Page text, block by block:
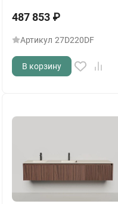
487 853 ₽
Артикул 27D220DF
В корзину